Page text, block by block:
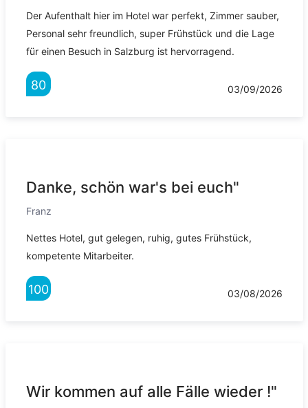
Der Aufenthalt hier im Hotel war perfekt, Zimmer sauber,
Personal sehr freundlich, super Frühstück und die Lage
für einen Besuch in Salzburg ist hervorragend.
80 03/09/2026
Danke, schön war's bei euch"
Franz
Nettes Hotel, gut gelegen, ruhig, gutes Frühstück,
kompetente Mitarbeiter.
100 03/08/2026
Wir kommen auf alle Fälle wieder !"